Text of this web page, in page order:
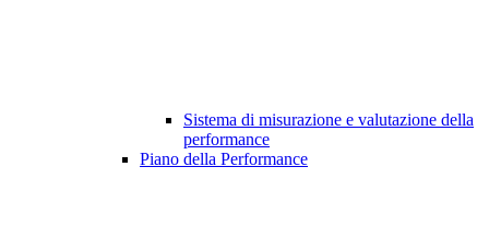
Sistema di misurazione e valutazione della
performance
Piano della Performance